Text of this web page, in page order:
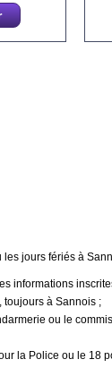
jours fériés à
informations
toujours à Sannois ;
ou le
la Police ou le